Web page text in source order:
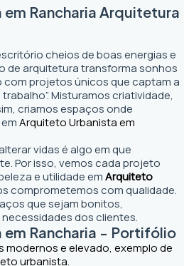
Rancharia Arquitetura
cheios de boas energias e
de arquitetura transforma sonhos
com projetos únicos que captam a
trabalho”. Misturamos criatividade,
criamos espaços onde
Arquiteto Urbanista em
vidas é algo em que
Por isso, vemos cada projeto
e utilidade emArquiteto
comprometemos com qualidade.
que sejam bonitos,
dos clientes.
Rancharia - Portifólio